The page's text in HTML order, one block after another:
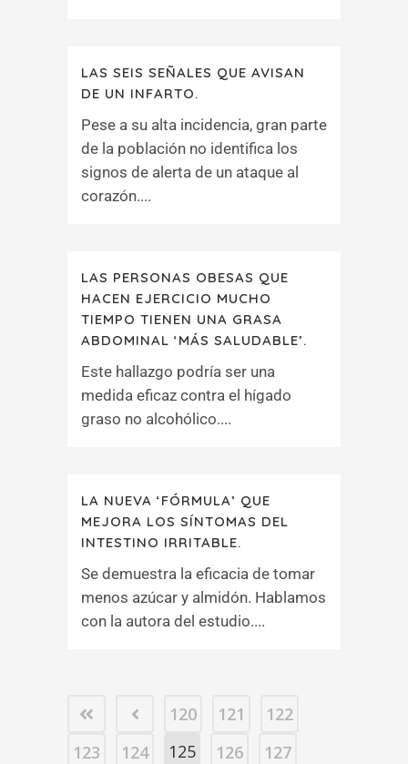
LAS SEIS SEÑALES QUE AVISAN
DE UN INFARTO.
Pese a su alta incidencia, gran parte
de la población no identifica los
signos de alerta de un ataque al
corazón....
LAS PERSONAS OBESAS QUE
HACEN EJERCICIO MUCHO
TIEMPO TIENEN UNA GRASA
ABDOMINAL ‘MÁS SALUDABLE’.
Este hallazgo podría ser una
medida eficaz contra el hígado
graso no alcohólico....
LA NUEVA ‘FÓRMULA’ QUE
MEJORA LOS SÍNTOMAS DEL
INTESTINO IRRITABLE.
Se demuestra la eficacia de tomar
menos azúcar y almidón. Hablamos
con la autora del estudio....
120 121
122
123
124 125 126
127